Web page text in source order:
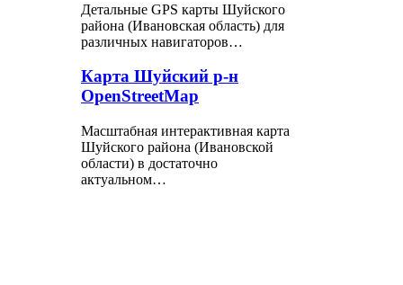
Детальные GPS карты Шуйского
района (Ивановская область) для
различных навигаторов…
Карта Шуйский р-н
OpenStreetMap
Масштабная интерактивная карта
Шуйского района (Ивановской
области) в достаточно
актуальном…